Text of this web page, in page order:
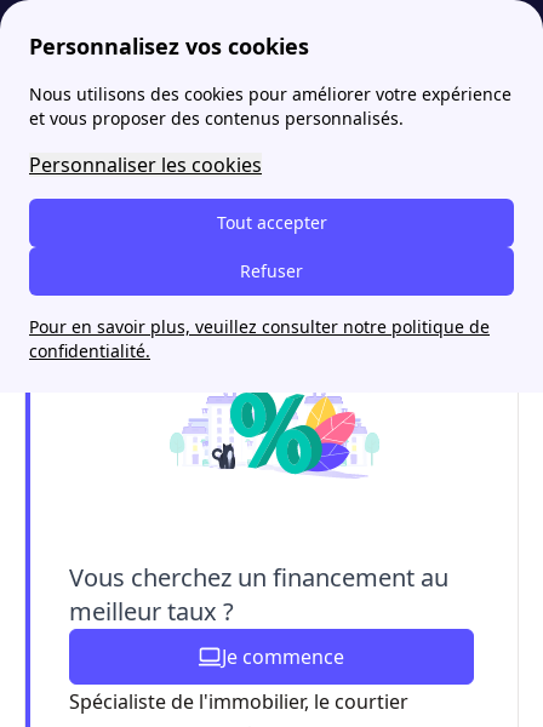
Personnalisez vos cookies
Nous utilisons des cookies pour améliorer votre expérience
et vous proposer des contenus personnalisés.
Personnaliser les cookies
Tout accepter
Refuser
Pour en savoir plus, veuillez consulter notre politique de
confidentialité.
papernest Achat immobilier TVA immobilière 2022 : taux, conditions, exonération
TVA immobilière 2022 :
taux, conditions,
exonération
Vous cherchez un financement au
meilleur taux ?
Je commence
Spécialiste de l'immobilier, le courtier